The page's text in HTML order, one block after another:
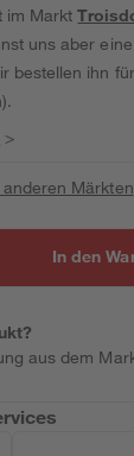
im Markt
uns aber
bestellen ihn
>
Märkten
In den
aus dem